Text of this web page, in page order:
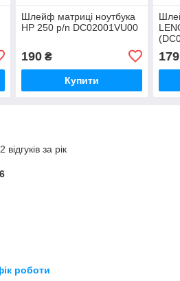
Шлейф матриці ноутбука
HP 250 p/n DC02001VU00
190₴
Купити
179
за рік
роботи